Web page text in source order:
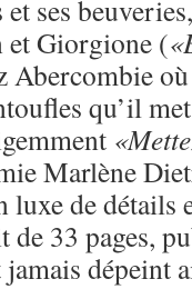
et ses
et Giorgione (
Abercombie
qu’il
Marlène
luxe de détails
33 pages,
jamais dépeint